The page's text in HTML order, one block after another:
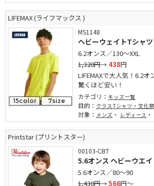
LIFEMAX (ライフマックス )
15color 7size
MS1148
ヘビーウェイトTシャツ
6.2オンス／130～XXL
1,320円→ 438円
LIFEMAXで大人気！6.2
驚くほど安い！
カテゴリ： キッズ一覧
目的： クラスTシャツ・文化
対象： メンズ ・ レディース ・
Printstar (プリントスター)
00103-CBT
5.6オンス ヘビーウエ
5.6オンス／80～90
1,430円→566円～